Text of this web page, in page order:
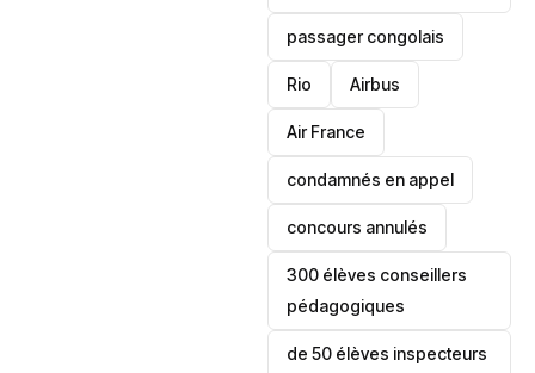
passager congolais
Rio Airbus
Air France
condamnés en appel
concours annulés
300 élèves conseillers
pédagogiques
de 50 élèves inspecteurs